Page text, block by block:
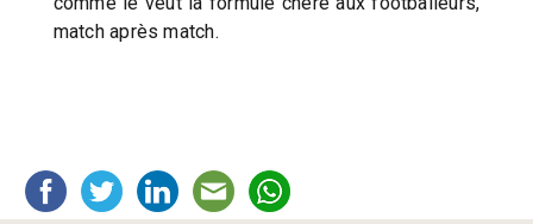
match après match.